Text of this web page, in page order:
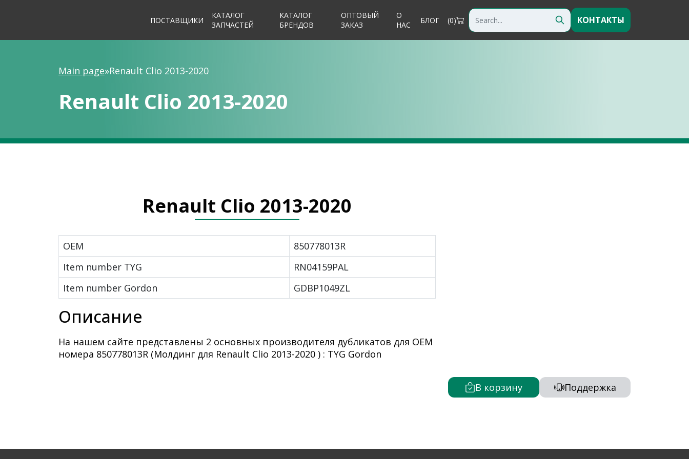
ПОСТАВЩИКИ
КАТАЛОГ
ЗАПЧАСТЕЙ
КАТАЛОГ
БРЕНДОВ
ОПТОВЫЙ
ЗАКАЗ
О
НАС
БЛОГ (0) КОНТАКТЫ
Main page»Renault Clio 2013-2020
Renault Clio 2013-2020
В корзину Поддержка
Renault Clio 2013-2020
OEM
850778013R
Item number TYG
RN04159PAL
Item number Gordon
GDBP1049ZL
Описание
На нашем сайте представлены 2 основных производителя дубликатов для OEM
номера 850778013R (Молдинг для Renault Clio 2013-2020 ) : TYG Gordon